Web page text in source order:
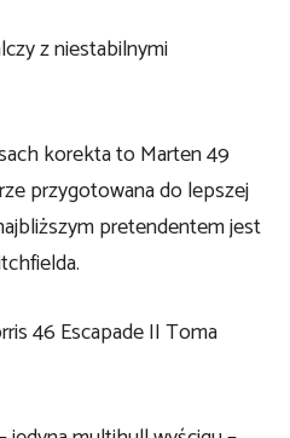
z niestabilnymi
korekta to Marten 49
przygotowana do lepszej
pretendentem jest
46 Escapade II Toma